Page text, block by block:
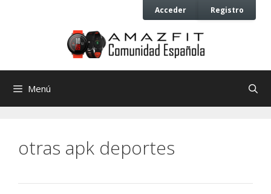
Acceder Registro
Menú
otras apk deportes